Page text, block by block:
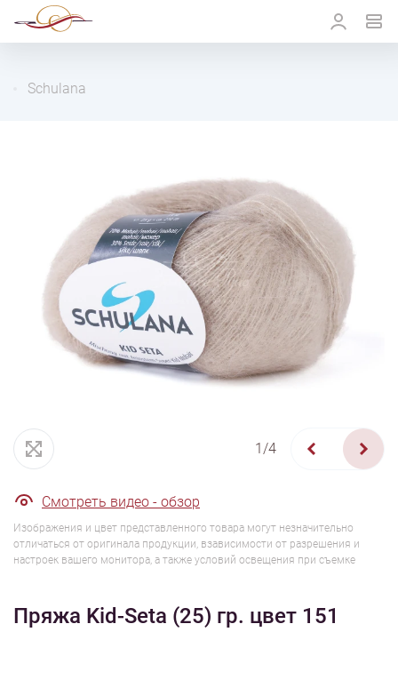
Schulana
1/4
Смотреть видео - обзор
Изображения и цвет представленного товара могут незначительно
отличаться от оригинала продукции, взависимости от разрешения и
настроек вашего монитора, а также условий освещения при съемке
Пряжа Kid-Seta (25) гр. цвет 151